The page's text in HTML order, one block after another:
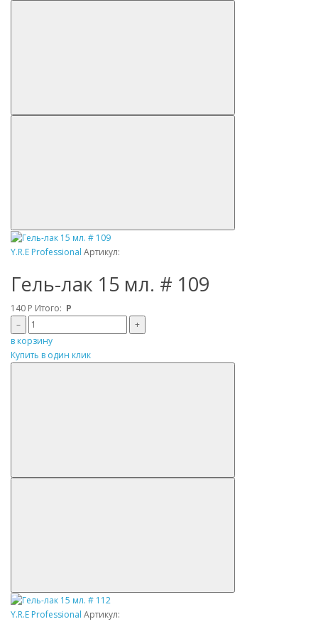
Y.R.E Professional Артикул:
Гель-лак 15 мл. # 109
140 Р Итого: Р
–
+
в корзину
Купить в один клик
Y.R.E Professional Артикул: